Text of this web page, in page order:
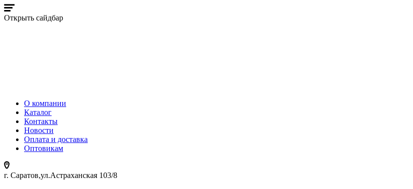
Открыть сайдбар
О компании
Каталог
Контакты
Новости
Оплата и доставка
Оптовикам
г. Саратов,ул.Астраханская 103/8